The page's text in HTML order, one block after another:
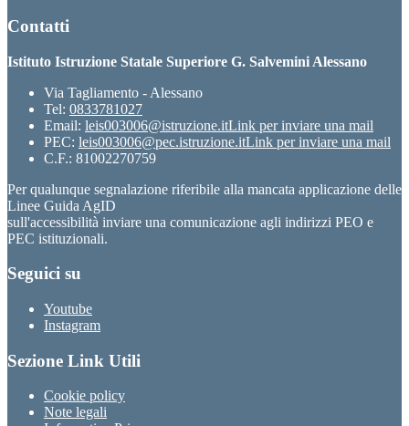
Contatti
Istituto Istruzione Statale Superiore G. Salvemini Alessano
Via Tagliamento - Alessano
Tel: 0833781027
Email: leis003006@istruzione.itLink per inviare una mail
PEC: leis003006@pec.istruzione.itLink per inviare una mail
C.F.: 81002270759
Per qualunque segnalazione riferibile alla mancata applicazione delle
Linee Guida AgID
sull'accessibilità inviare una comunicazione agli indirizzi PEO e
PEC istituzionali.
Seguici su
Youtube
Instagram
Sezione Link Utili
Cookie policy
Note legali